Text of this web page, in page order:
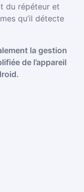
du répéteur et
qu’il détecte
la gestion
de l’appareil